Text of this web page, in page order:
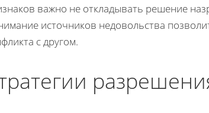
важно не откладывать решение
источников недовольства
с другом.